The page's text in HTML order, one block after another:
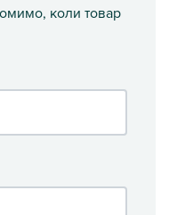
коли товар